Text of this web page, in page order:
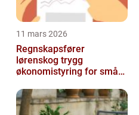
11 mars 2026
Regnskapsfører
lørenskog trygg
økonomistyring for små